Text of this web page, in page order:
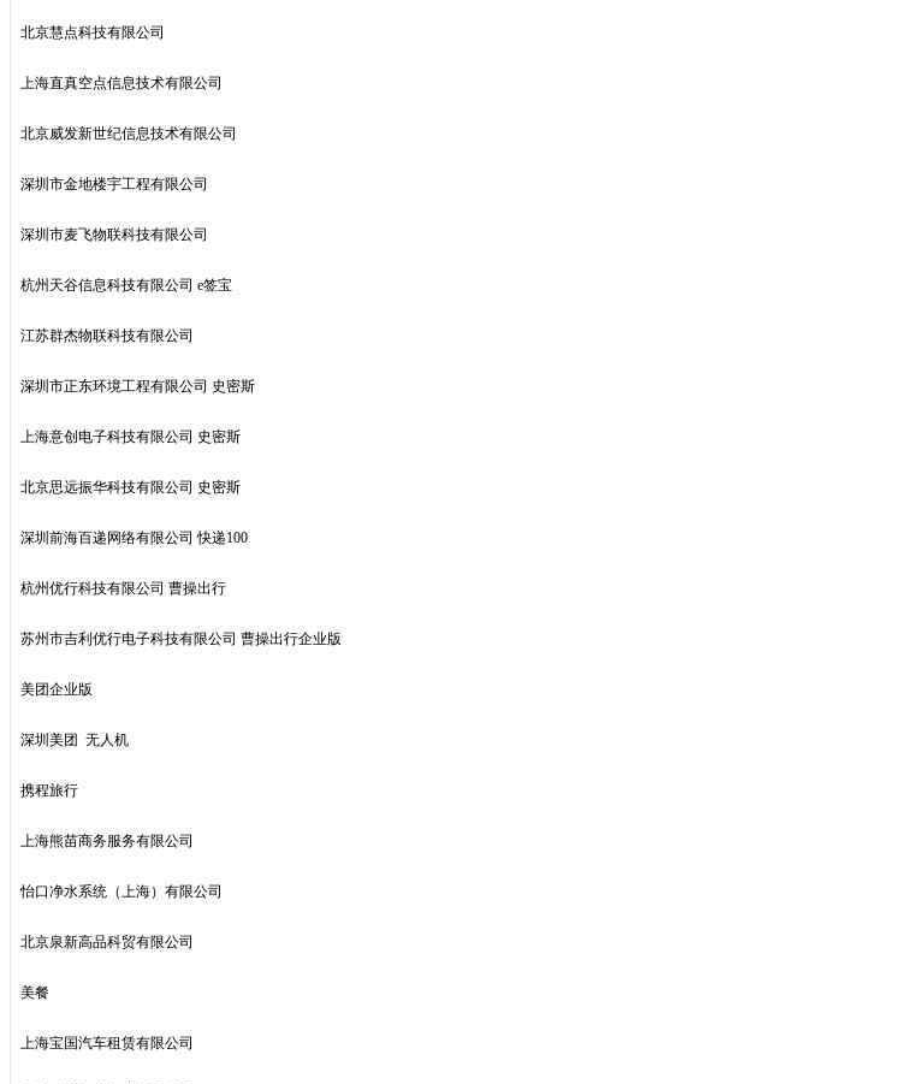
北京慧点科技有限公司
上海直真空点信息技术有限公司
北京威发新世纪信息技术有限公司
深圳市金地楼宇工程有限公司
深圳市麦飞物联科技有限公司
杭州天谷信息科技有限公司 e签宝
江苏群杰物联科技有限公司
深圳市正东环境工程有限公司 史密斯
上海意创电子科技有限公司 史密斯
北京思远振华科技有限公司 史密斯
深圳前海百递网络有限公司 快递100
杭州优行科技有限公司 曹操出行
苏州市吉利优行电子科技有限公司 曹操出行企业版
美团企业版
深圳美团 无人机
携程旅行
上海熊苗商务服务有限公司
怡口净水系统（上海）有限公司
北京泉新高品科贸有限公司
美餐
上海宝国汽车租赁有限公司